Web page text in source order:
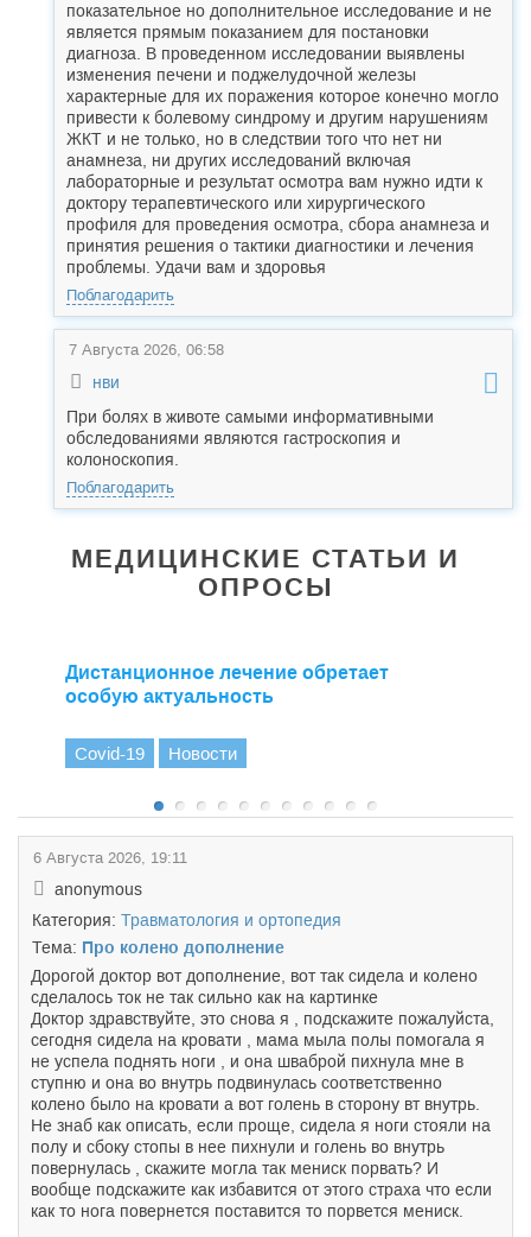
показательное но дополнительное исследование и не
является прямым показанием для постановки
диагноза. В проведенном исследовании выявлены
изменения печени и поджелудочной железы
характерные для их поражения которое конечно могло
привести к болевому синдрому и другим нарушениям
ЖКТ и не только, но в следствии того что нет ни
анамнеза, ни других исследований включая
лабораторные и результат осмотра вам нужно идти к
доктору терапевтического или хирургического
профиля для проведения осмотра, сбора анамнеза и
принятия решения о тактики диагностики и лечения
проблемы. Удачи вам и здоровья
Поблагодарить
7 Августа 2026, 06:58
нви
При болях в животе самыми информативными
обследованиями являются гастроскопия и
колоноскопия.
Поблагодарить
МЕДИЦИНСКИЕ СТАТЬИ И
ОПРОСЫ
Дистанционное лечение обретает
особую актуальность
Covid-19 Новости
6 Августа 2026, 19:11
anonymous
Категория: Травматология и ортопедия
Тема: Про колено дополнение
Дорогой доктор вот дополнение, вот так сидела и колено
сделалось ток не так сильно как на картинке
Доктор здравствуйте, это снова я , подскажите пожалуйста,
сегодня сидела на кровати , мама мыла полы помогала я
не успела поднять ноги , и она шваброй пихнула мне в
ступню и она во внутрь подвинулась соответственно
колено было на кровати а вот голень в сторону вт внутрь.
Не знаб как описать, если проще, сидела я ноги стояли на
полу и сбоку стопы в нее пихнули и голень во внутрь
повернулась , скажите могла так мениск порвать? И
вообще подскажите как избавится от этого страха что если
как то нога повернется поставится то порвется мениск.